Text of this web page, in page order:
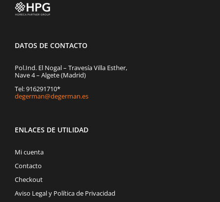
DATOS DE CONTACTO
Pol.Ind. El Nogal – Travesía Villa Esther,
Nave 4 – Algete (Madrid)
Tel: 916291710*
degerman@degerman.es
ENLACES DE UTILIDAD
Mi cuenta
Contacto
Checkout
Aviso Legal y Política de Privacidad